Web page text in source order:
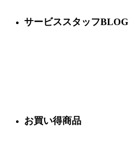
サービススタッフBLOG
お買い得商品